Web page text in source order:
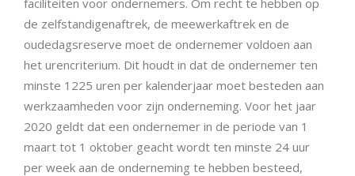
de zelfstandigenaftrek, de meewerkaftrek en de
oudedagsreserve moet de ondernemer voldoen aan
het urencriterium. Dit houdt in dat de ondernemer ten
minste 1225 uren per kalenderjaar moet besteden aan
werkzaamheden voor zijn onderneming. Voor het jaar
2020 geldt dat een ondernemer in de periode van 1
maart tot 1 oktober geacht wordt ten minste 24 uur
per week aan de onderneming te hebben besteed,